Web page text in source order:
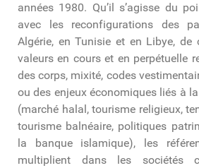
années 1980. Qu’il s’agisse du
avec les reconfigurations des
Algérie, en Tunisie et en Libye, de
valeurs en cours et en perpétuelle
des corps, mixité, codes
ou des enjeux économiques liés à
(marché halal, tourisme religieux,
tourisme balnéaire, politiques
la banque islamique), les
multiplient dans les sociétés